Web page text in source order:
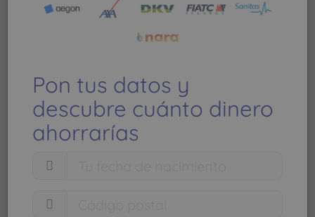
Pon tus datos y
descubre cuánto dinero
ahorrarías